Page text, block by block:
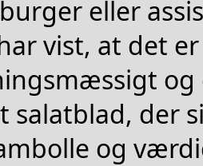
eller
vist, at det
og
salatblad, der
og